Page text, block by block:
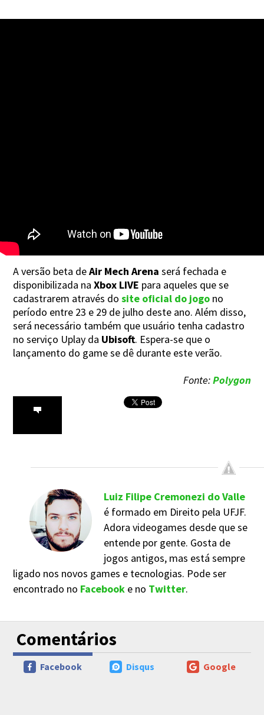
A versão beta deAir Mech Arena será fechada e
disponibilizada naXbox LIVE para aqueles que se
cadastrarem através dosite oficial do jogo no
período entre 23 e 29 de julho deste ano. Além disso,
será necessário também que usuário tenha cadastro
no serviço Uplay da Ubisoft. Espera-se que o
lançamento do game se dê durante este verão.
Fonte:Polygon
Luiz Filipe Cremonezi do Valle
é formado em Direito pela UFJF.
Adora videogames desde que se
entende por gente. Gosta de
jogos antigos, mas está sempre
ligado nos novos games e tecnologias. Pode ser
encontrado no Facebook e no Twitter.
Comentários
Google
Disqus
Facebook